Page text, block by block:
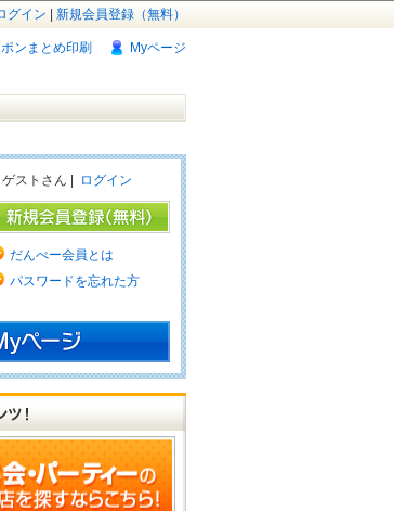
新規会員登録（無料）
グイン
Myページ
ンまとめ印刷
ストさん | ログイン
だんべー会員とは
パスワードを忘れた方